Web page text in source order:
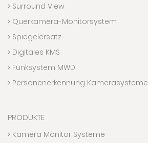
Surround View
Querkamera-Monitorsystem
Spiegelersatz
Digitales KMS
Funksystem MWD
Personenerkennung Kamerasysteme
PRODUKTE
Kamera Monitor Systeme